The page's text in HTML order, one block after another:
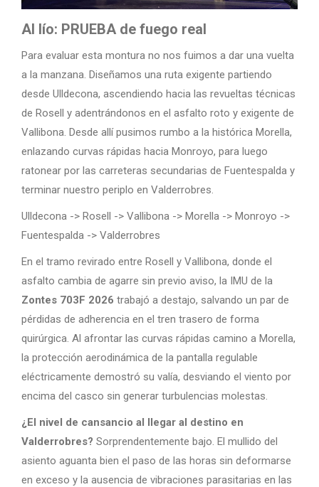
Al lío: PRUEBA de fuego real
Para evaluar esta montura no nos fuimos a dar una vuelta
a la manzana. Diseñamos una ruta exigente partiendo
desde Ulldecona, ascendiendo hacia las revueltas técnicas
de Rosell y adentrándonos en el asfalto roto y exigente de
Vallibona. Desde allí pusimos rumbo a la histórica Morella,
enlazando curvas rápidas hacia Monroyo, para luego
ratonear por las carreteras secundarias de Fuentespalda y
terminar nuestro periplo en Valderrobres.
Ulldecona -> Rosell -> Vallibona -> Morella -> Monroyo ->
Fuentespalda -> Valderrobres
En el tramo revirado entre Rosell y Vallibona, donde el
asfalto cambia de agarre sin previo aviso, la IMU de la
Zontes 703F 2026 trabajó a destajo, salvando un par de
pérdidas de adherencia en el tren trasero de forma
quirúrgica. Al afrontar las curvas rápidas camino a Morella,
la protección aerodinámica de la pantalla regulable
eléctricamente demostró su valía, desviando el viento por
encima del casco sin generar turbulencias molestas.
¿El nivel de cansancio al llegar al destino en
Valderrobres? Sorprendentemente bajo. El mullido del
asiento aguanta bien el paso de las horas sin deformarse
en exceso y la ausencia de vibraciones parasitarias en las